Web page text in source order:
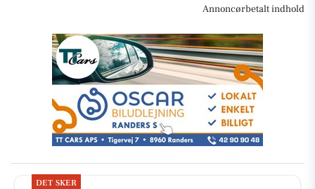
Annoncørbetalt indhold
DET SKER